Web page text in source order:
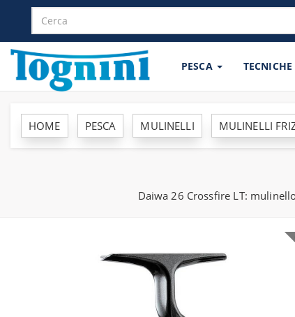
PESCA
HOME PESCA MULINELLI MULINELLI
Daiwa 26 Crossfire LT: